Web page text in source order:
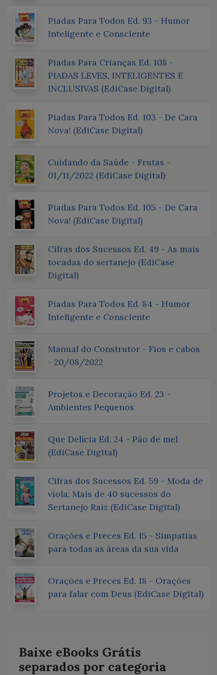
Piadas Para Todos Ed. 93 - Humor
Inteligente e Consciente
Piadas Para Crianças Ed. 108 -
PIADAS LEVES, INTELIGENTES E
INCLUSIVAS (EdiCase Digital)
Piadas Para Todos Ed. 103 - De Cara
Nova! (EdiCase Digital)
Cuidando da Saúde - Frutas -
01/11/2022 (EdiCase Digital)
Piadas Para Todos Ed. 105 - De Cara
Nova! (EdiCase Digital)
Cifras dos Sucessos Ed. 49 - As mais
tocadas do sertanejo (EdiCase
Digital)
Piadas Para Todos Ed. 84 - Humor
Inteligente e Consciente
Manual do Construtor - Fios e cabos
- 20/08/2022
Projetos e Decoração Ed. 23 -
Ambientes Pequenos
Que Delícia Ed. 24 - Pão de mel
(EdiCase Digital)
Cifras dos Sucessos Ed. 59 - Moda de
viola: Mais de 40 sucessos do
Sertanejo Raiz (EdiCase Digital)
Orações e Preces Ed. 15 - Simpatias
para todas as áreas da sua vida
Orações e Preces Ed. 18 - Orações
para falar com Deus (EdiCase Digital)
Baixe eBooks Grátis
separados por categoria